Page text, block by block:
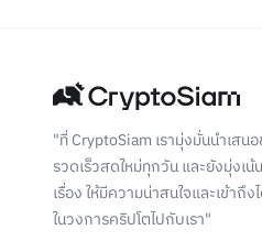
"ที่ CryptoSiam เรามุ่งมั่นนำเสน
รวดเร็วสดใหม่ทุกวัน และยังมุ่งเ
เรื่อง ให้มีความน่าสนใจและเข้า
ในวงการคริปโตไปกับเรา"